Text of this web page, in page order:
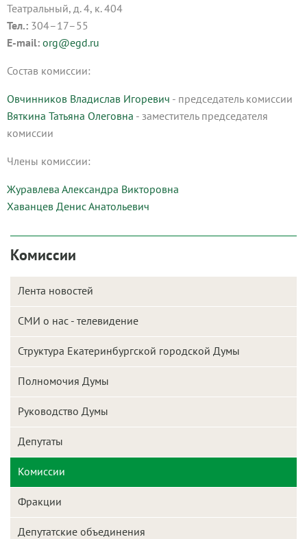
Театральный, д. 4, к. 404
Тел.: 304–17–55
E-mail: org@egd.ru
Состав комиссии:
Овчинников Владислав Игоревич - председатель комиссии
Вяткина Татьяна Олеговна - заместитель председателя
комиссии
Члены комиссии:
Журавлева Александра Викторовна
Хаванцев Денис Анатольевич
Комиссии
Лента новостей
СМИ о нас - телевидение
Структура Екатеринбургской городской Думы
Полномочия Думы
Руководство Думы
Депутаты
Комиссии
Фракции
Депутатские объединения